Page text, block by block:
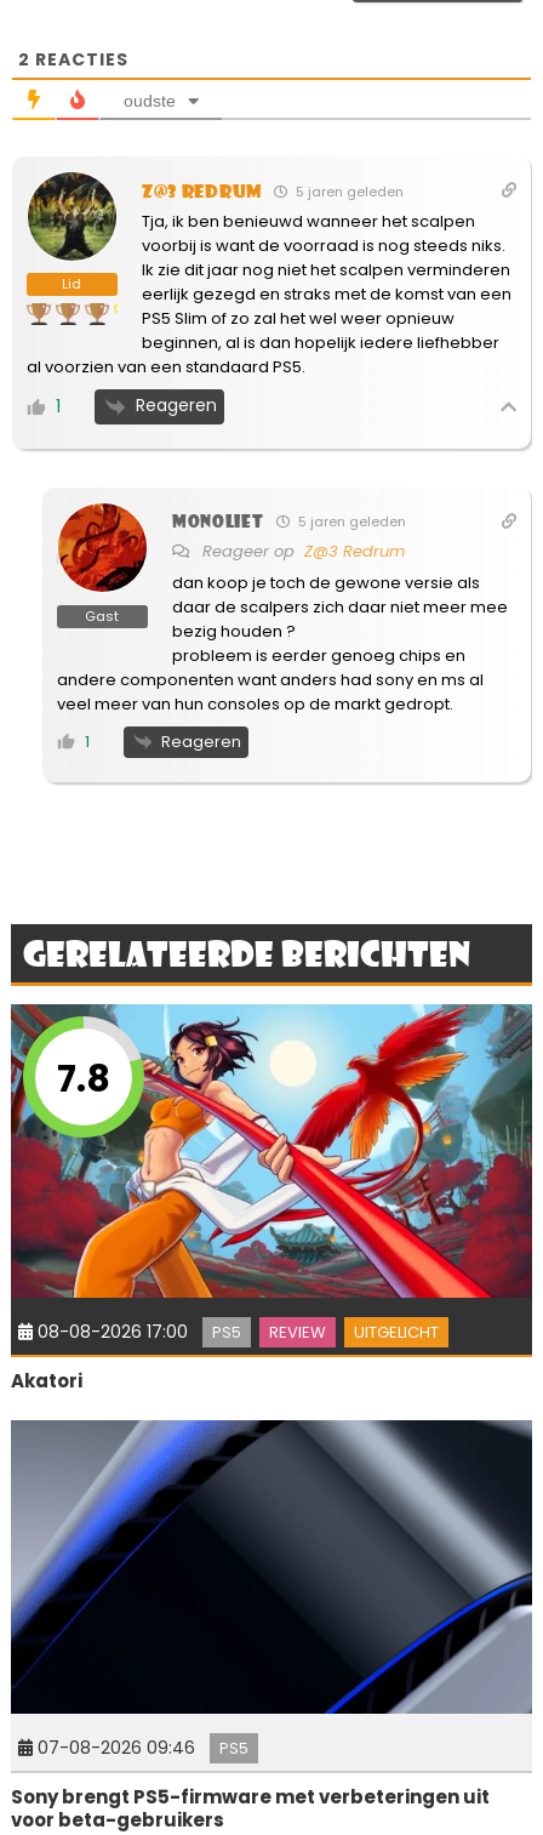
2 REACTIES
oudste
Lid
Z@3 Redrum 5 jaren geleden
Tja, ik ben benieuwd wanneer het scalpen
voorbij is want de voorraad is nog steeds niks.
Ik zie dit jaar nog niet het scalpen verminderen
eerlijk gezegd en straks met de komst van een
PS5 Slim of zo zal het wel weer opnieuw
beginnen, al is dan hopelijk iedere liefhebber
al voorzien van een standaard PS5.
1 Reageren
Gast
monoliet 5 jaren geleden
Reageer op Z@3 Redrum
dan koop je toch de gewone versie als
daar de scalpers zich daar niet meer mee
bezig houden ?
probleem is eerder genoeg chips en
andere componenten want anders had sony en ms al
veel meer van hun consoles op de markt gedropt.
1
Reageren
Gerelateerde berichten
7.8
08-08-2026 17:00 PS5 REVIEW UITGELICHT
Akatori
07-08-2026 09:46 PS5
Sony brengt PS5-firmware met verbeteringen uit
voor beta-gebruikers